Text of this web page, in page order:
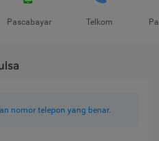
Pascabayar Telkom
nomor telepon yang benar.